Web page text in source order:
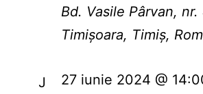
Bd. Vasile Pârvan, nr.
Timișoara, Timiș,
J
27 iunie 2024 @